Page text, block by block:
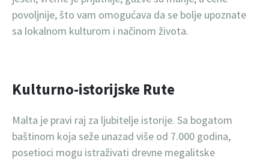
povoljnije, što vam omogućava da se bolje upoznate
sa lokalnom kulturom i načinom života.
Kulturno-istorijske Rute
Malta je pravi raj za ljubitelje istorije. Sa bogatom
baštinom koja seže unazad više od 7.000 godina,
posetioci mogu istraživati drevne megalitske